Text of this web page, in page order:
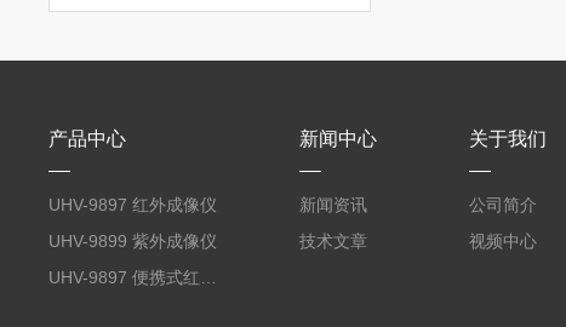
产品中心
UHV-9897 红外成像仪
UHV-9899 紫外成像仪
新闻中心
新闻资讯
技术文章
关于我们
公司简介
视频中心